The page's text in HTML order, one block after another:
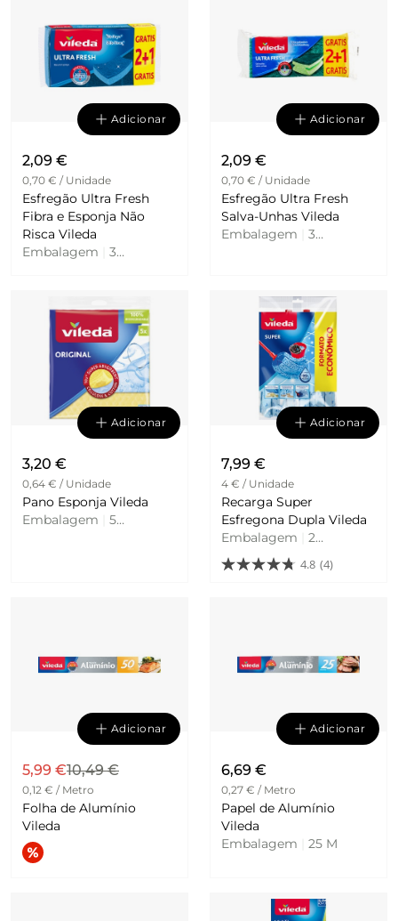
Adicionar
2,09 €
0,70 € / Unidade
Esfregão Ultra Fresh
Fibra e Esponja Não
Risca Vileda
Embalagem
3
Adicionar
2,09 €
0,70 € / Unidade
Esfregão Ultra Fresh
Salva-Unhas Vileda
Embalagem
3
Adicionar
3,20 €
0,64 € / Unidade
Pano Esponja Vileda
Embalagem
5
Adicionar
7,99 €
4 € / Unidade
Recarga Super
Esfregona Dupla Vileda
Embalagem
2
Unidades
4.8 (4)
Adicionar
5,99 €10,49 €
0,12 € / Metro
Folha de Alumínio
Vileda
Adicionar
6,69 €
0,27 € / Metro
Papel de Alumínio
Vileda
Embalagem
25 M